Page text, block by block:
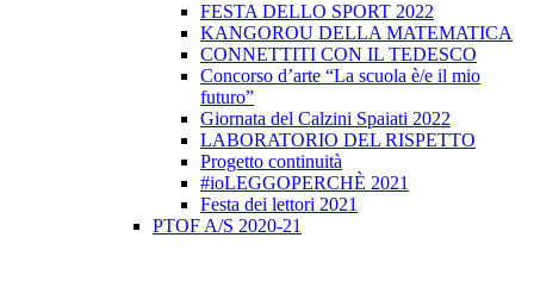
FESTA DELLO SPORT 2022
KANGOROU DELLA MATEMATICA
CONNETTITI CON IL TEDESCO
Concorso d’arte “La scuola è/e il mio
futuro”
Giornata del Calzini Spaiati 2022
LABORATORIO DEL RISPETTO
Progetto continuità
#ioLEGGOPERCHÈ 2021
Festa dei lettori 2021
PTOF A/S 2020-21